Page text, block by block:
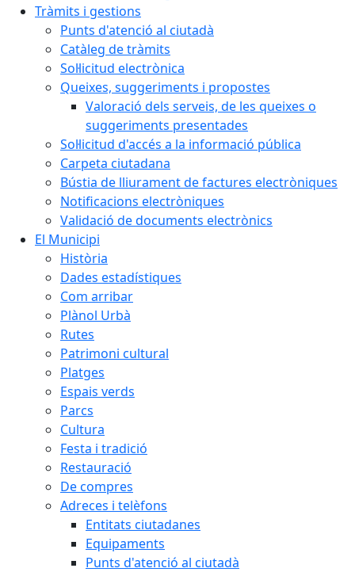
Tràmits i gestions
Punts d'atenció al ciutadà
Catàleg de tràmits
Sol·licitud electrònica
Queixes, suggeriments i propostes
Valoració dels serveis, de les queixes o
suggeriments presentades
Sol·licitud d'accés a la informació pública
Carpeta ciutadana
Bústia de lliurament de factures electròniques
Notificacions electròniques
Validació de documents electrònics
El Municipi
Història
Dades estadístiques
Com arribar
Plànol Urbà
Rutes
Patrimoni cultural
Platges
Espais verds
Parcs
Cultura
Festa i tradició
Restauració
De compres
Adreces i telèfons
Entitats ciutadanes
Equipaments
Punts d'atenció al ciutadà